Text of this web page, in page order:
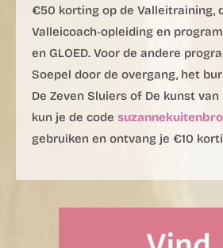
€50 korting op de Valleitraining,
Valleicoach‑opleiding en
en GLOED. Voor de andere
Soepel door de overgang, het
De Zeven Sluiers of De kunst van
kun je de code
gebruiken en ontvang je €10